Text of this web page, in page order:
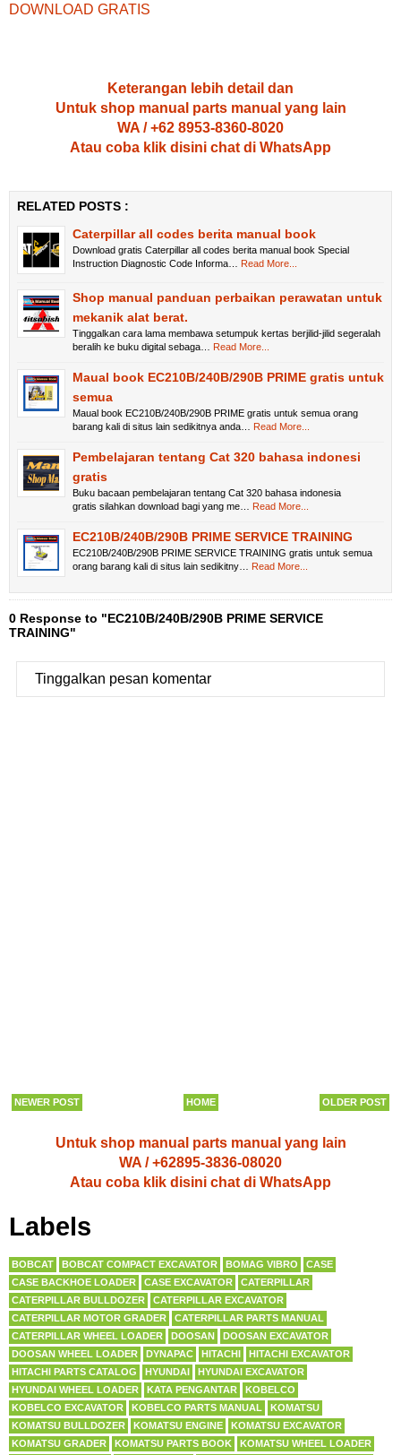
DOWNLOAD GRATIS
Keterangan lebih detail dan
Untuk shop manual parts manual yang lain
WA / +62 8953-8360-8020
Atau coba klik disini chat di WhatsApp
RELATED POSTS :
Caterpillar all codes berita manual book
Download gratis Caterpillar all codes berita manual book Special
Instruction Diagnostic Code Informa…
Read More...
Shop manual panduan perbaikan perawatan untuk
mekanik alat berat.
Tinggalkan cara lama membawa setumpuk kertas berjilid-jilid segeralah
beralih ke buku digital sebaga…
Read More...
Maual book EC210B/240B/290B PRIME gratis untuk
semua
Maual book EC210B/240B/290B PRIME gratis untuk semua orang
barang kali di situs lain sedikitnya anda…
Read More...
Pembelajaran tentang Cat 320 bahasa indonesi
gratis
Buku bacaan pembelajaran tentang Cat 320 bahasa indonesia
gratis silahkan download bagi yang me…
Read More...
EC210B/240B/290B PRIME SERVICE TRAINING
EC210B/240B/290B PRIME SERVICE TRAINING gratis untuk semua
orang barang kali di situs lain sedikitny…
Read More...
0 Response to "EC210B/240B/290B PRIME SERVICE
TRAINING"
Tinggalkan pesan komentar
NEWER POST OLDER POST
HOME
Untuk shop manual parts manual yang lain
WA / +62895-3836-08020
Atau coba klik disini chat di WhatsApp
Labels
BOBCAT BOBCAT COMPACT EXCAVATOR BOMAG VIBRO
CASE
CASE BACKHOE LOADER
CASE EXCAVATOR
CATERPILLAR
CATERPILLAR BULLDOZER
CATERPILLAR EXCAVATOR
CATERPILLAR MOTOR GRADER
CATERPILLAR PARTS MANUAL
CATERPILLAR WHEEL LOADER
DOOSAN
DOOSAN EXCAVATOR
DOOSAN WHEEL LOADER
DYNAPAC HITACHI
HITACHI EXCAVATOR
HITACHI PARTS CATALOG
HYUNDAI
HYUNDAI EXCAVATOR
HYUNDAI WHEEL LOADER
KATA PENGANTAR
KOBELCO
KOBELCO EXCAVATOR
KOBELCO PARTS MANUAL
KOMATSU
KOMATSU BULLDOZER
KOMATSU ENGINE
KOMATSU EXCAVATOR
KOMATSU GRADER
KOMATSU PARTS BOOK
KOMATSU WHEEL LOADER